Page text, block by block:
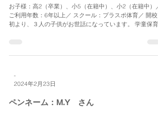
お子様：高2（卒業）、小5（在籍中）、小2（在籍中）／
ご利用年数：6年以上／ スクール：プラスポ体育／ 開校
初より、３人の子供がお世話になっています。 学童保育
-
2024年2月23日
ペンネーム：M.Y さん